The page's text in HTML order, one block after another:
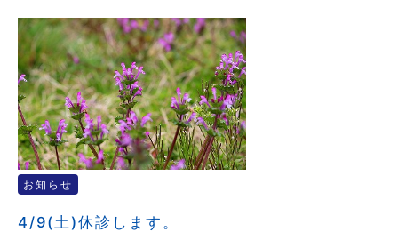
お知らせ
4/9(土)休診します。